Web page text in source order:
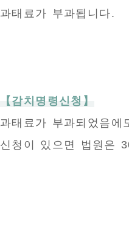
과태료가 부과됩니다.
【감치명령신청】
과태료가 부과되었음
신청이 있으면 법원은